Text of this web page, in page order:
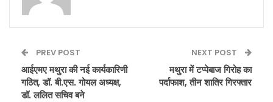
PREV POST
आईएमए मथुरा की नई कार्यकारिणी
गठित, डॉ. बी.एस. गोयल अध्यक्ष,
डॉ. ललित सचिव बने
NEXT POST
मथुरा में टप्पेबाज गिरोह का
पर्दाफाश, तीन शातिर गिरफ्तार